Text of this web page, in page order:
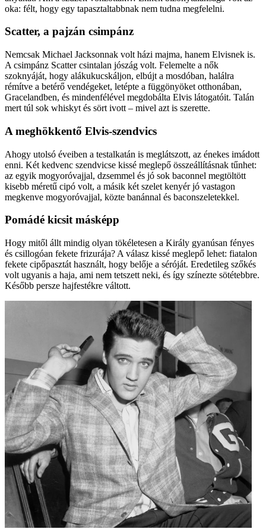
oka: félt, hogy egy tapasztaltabbnak nem tudna megfelelni.
Scatter, a pajzán csimpánz
Nemcsak Michael Jackson­nak volt házi majma, hanem Elvisnek is.
A csimpánz Scatter csintalan jószág volt. Felemelte a nők
szoknyáját, hogy alákukucskáljon, elbújt a mosdóban, halálra
rémítve a betérő vendégeket, letépte a függönyöket otthonában,
Gracelandben, és mindenfélével megdobálta Elvis látogatóit. Talán
mert túl sok whiskyt és sört ivott – mivel azt is szerette.
A meghökkentő Elvis-szendvics
Ahogy utolsó éveiben a testalkatán is meglátszott, az énekes imádott
enni. Két kedvenc szendvicse kissé meglepő össz­eállításnak tűnhet:
az egyik mogyoróvajjal, dzsemmel és jó sok baconnel megtöltött
kisebb méretű cipó volt, a másik két szelet kenyér jó vastagon
megkenve mogyoróvajjal, közte banánnal és baconszeletekkel.
Pomádé kicsit másképp
Hogy mitől állt mindig olyan tökéletesen a Király gyanúsan fényes
és csillogóan fekete frizurája? A válasz kissé meglepő lehet: fiatalon
fekete cipőpasztát használt, hogy belője a séróját. Eredetileg szőkés
volt ugyanis a haja, ami nem tetszett neki, és így színezte sötétebbre.
Később persze hajfestékre váltott.